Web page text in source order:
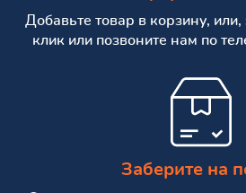
Добавьте товар в корзину, или,
клик или позвоните нам по
Заберите на